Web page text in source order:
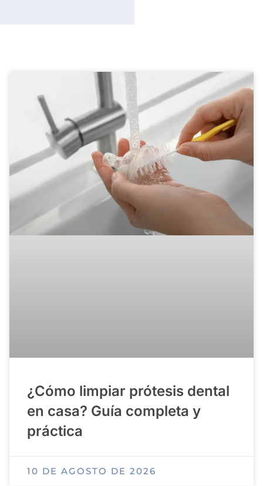
¿Cómo limpiar prótesis dental
en casa? Guía completa y
práctica
10 DE AGOSTO DE 2026